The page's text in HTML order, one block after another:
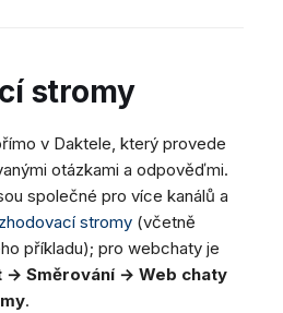
stromy
v Daktele, který provede
otázkami a odpověďmi.
společné pro více kanálů a
stromy (včetně
příkladu); pro webchaty je
→ Směrování → Web chaty
.